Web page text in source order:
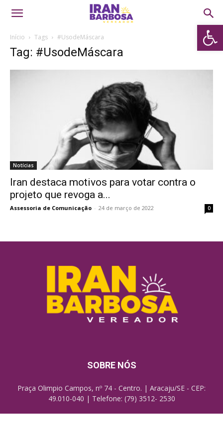
Abrir
Início Tags #UsodeMáscara
Tag: #UsodeMáscara
Notícias
Iran destaca motivos para votar contra o
projeto que revoga a...
Assessoria de Comunicação - 24 de março de 2022 0
SOBRE NÓS
Praça Olimpio Campos, nº 74 - Centro. | Aracaju/SE - CEP:
49.010-040 | Telefone: (79) 3512- 2530